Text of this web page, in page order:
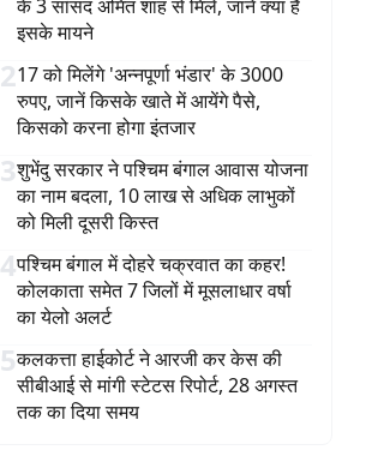
के 3 सांसद अमित शाह से मिले, जानें क्या हैं
इसके मायने
217 को मिलेंगे 'अन्नपूर्णा भंडार' के 3000
रुपए, जानें किसके खाते में आयेंगे पैसे,
किसको करना होगा इंतजार
3शुभेंदु सरकार ने पश्चिम बंगाल आवास योजना
का नाम बदला, 10 लाख से अधिक लाभुकों
को मिली दूसरी किस्त
4पश्चिम बंगाल में दोहरे चक्रवात का कहर!
कोलकाता समेत 7 जिलों में मूसलाधार वर्षा
का येलो अलर्ट
5कलकत्ता हाईकोर्ट ने आरजी कर केस की
सीबीआई से मांगी स्टेटस रिपोर्ट, 28 अगस्त
तक का दिया समय